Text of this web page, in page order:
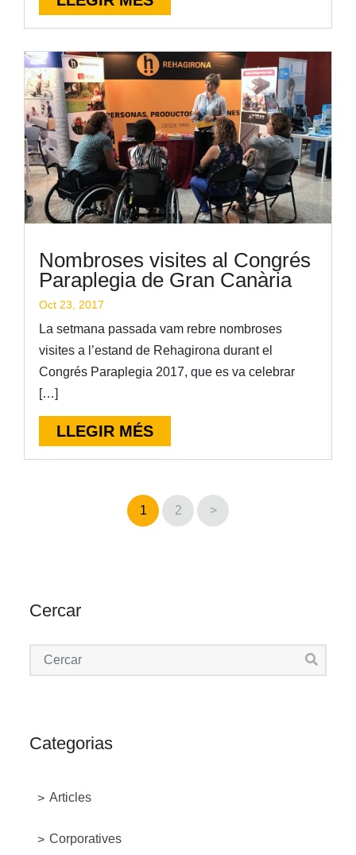
Nombroses visites al Congrés
Paraplegia de Gran Canària
Oct 23, 2017
La setmana passada vam rebre nombroses
visites a l’estand de Rehagirona durant el
Congrés Paraplegia 2017, que es va celebrar
[…]
LLEGIR MÉS
1 2 >
Cercar
Categorias
Articles
Corporatives